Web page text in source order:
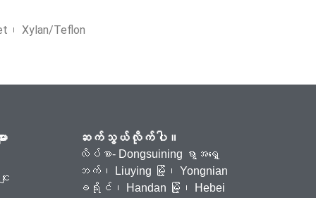
Xylan/Teflon
း
ဆက်သွယ်လိုက်ပါ။
လိပ်စာ- Dongsuining ရွာအရှေ့
ဘက်၊ Liuying မြို့၊ Yongnian
ခရိုင်၊ Handan မြို့၊ Hebei